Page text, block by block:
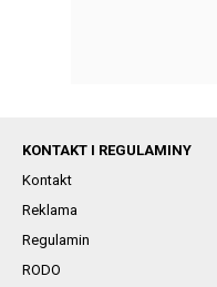
KONTAKT I REGULAMINY
Kontakt
Reklama
Regulamin
RODO